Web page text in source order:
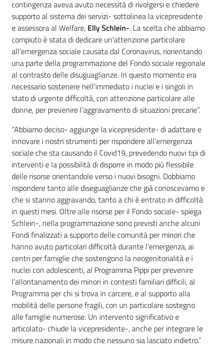
contingenza aveva avuto necessità di rivolgersi e chiedere
supporto al sistema dei servizi- sottolinea la vicepresidente
e assessora al Welfare, Elly Schlein-. La scelta che abbiamo
compiuto è stata di dedicare un’attenzione particolare
all’emergenza sociale causata dal Coronavirus, riorientando
una parte della programmazione del Fondo sociale regionale
al contrasto delle disuguaglianze. In questo momento era
necessario sostenere nell’immediato i nuclei e i singoli in
stato di urgente difficoltà, con attenzione particolare alle
donne, per prevenire l’aggravamento di situazioni precarie”.
“Abbiamo deciso- aggiunge la vicepresidente- di adattare e
innovare i nostri strumenti per rispondere all’emergenza
sociale che sta causando il Covid19, prevedendo nuovi tipi di
interventi e la possibilità di disporre in modo più flessibile
delle risorse orientandole verso i nuovi bisogni. Dobbiamo
rispondere tanto alle diseguaglianze che già conoscevamo e
che si stanno aggravando, tanto a chi è entrato in difficoltà
in questi mesi. Oltre alle risorse per il Fondo sociale- spiega
Schlein-, nella programmazione sono previsti anche alcuni
Fondi finalizzati a supporto delle comunità per minori che
hanno avuto particolari difficoltà durante l’emergenza, ai
centri per famiglie che sostengono la neogenitorialità e i
nuclei con adolescenti, al Programma Pippi per prevenire
l’allontanamento dei minori in contesti familiari difficili, al
Programma per chi si trova in carcere, e al supporto alla
mobilità delle persone fragili, con un particolare sostegno
alle famiglie numerose. Un intervento significativo e
articolato- chiude la vicepresidente-, anche per integrare le
misure nazionali in modo che nessuno sia lasciato indietro.”